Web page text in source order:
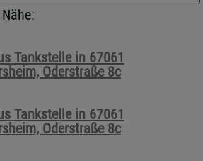
Tankstelle in 67061
Oderstraße 8c
Tankstelle in 67061
Oderstraße 8c